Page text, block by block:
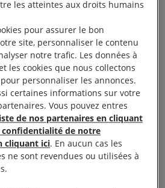
en mai 2016, la Cour
qu’il pouvait se maintenir au
nouveau Président soit élu.
de la
Démantèlement de la
les atteintes aux droits humains
pour assurer le bon
site, personnaliser le contenu
notre trafic. Les données à
les cookies que nous collectons
personnaliser les annonces.
certaines informations sur votre
Vous pouvez entres
de nos partenaires en cliquant
de notre
cliquant ici. En aucun cas les
ne sont revendues ou utilisées à